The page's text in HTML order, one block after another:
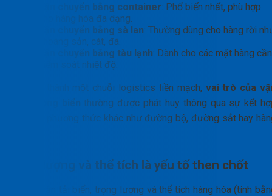
Vận chuyển bằng container: Phổ biến nhất, phù hợp
cho hàng hóa đa dạng.
Vận chuyển bằng sà lan: Thường dùng cho hàng rời
khoáng sản, cát, đá.
Vận chuyển bằng tàu lạnh: Dành cho các mặt hàng cần
kiểm soát nhiệt độ.
Để tạo thành một chuỗi logistics liền mạch, vai trò của
tải đường biển thường được phát huy thông qua sự kết
với các phương thức khác như đường bộ, đường sắt hay
Khối lượng và thể tích là yếu tố then chốt
Trong vận tải biển, trọng lượng và thể tích hàng hóa (tính